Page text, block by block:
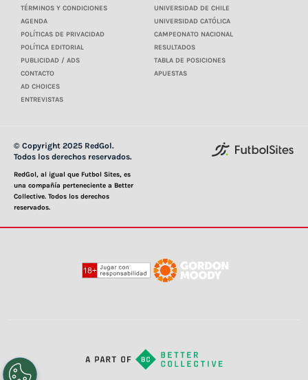
TÉRMINOS Y CONDICIONES
AGENDA
POLÍTICAS DE PRIVACIDAD
POLÍTICA EDITORIAL
PUBLICIDAD / ADS
CONTACTO
AD CHOICES
ENTREVISTAS
UNIVERSIDAD DE CHILE
UNIVERSIDAD CATÓLICA
CAMPEONATO NACIONAL
RESULTADOS
TABLA DE POSICIONES
APUESTAS
© Copyright 2025 RedGol.
Todos los derechos reservados.
RedGol, al igual que Futbol Sites, es
una compañía perteneciente a Better
Collective. Todos los derechos
reservados.